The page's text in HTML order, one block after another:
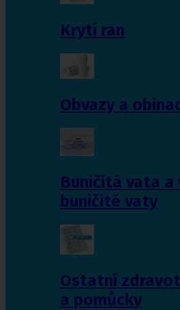
Krytí ran
Obvazy a
Buničitá vata a
buničité vaty
Ostatní
a pomůcky